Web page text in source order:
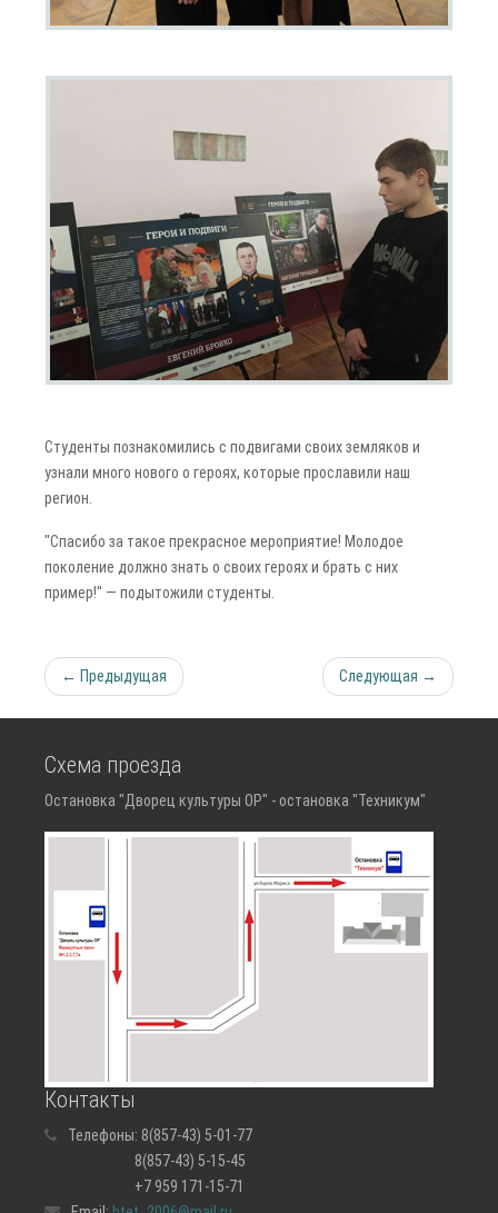
Студенты познакомились с подвигами своих земляков и
узнали много нового о героях, которые прославили наш
регион.
"Спасибо за такое прекрасное мероприятие! Молодое
поколение должно знать о своих героях и брать с них
пример!" — подытожили студенты.
← Предыдущая Следующая →
Схема проезда
Остановка "Дворец культуры ОР" - остановка "Техникум"
Контакты
Телефоны: 8(857-43) 5-01-77
8(857-43) 5-15-45
+7 959 171-15-71